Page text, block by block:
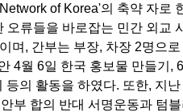
of Korea'의 축약 자로
오류들을 바로잡는 민간 외교
며 , 간부는 부장, 차장 2명으
4월 6일 한국 홍보물 만들기 , 6
등의 활동을 하였다. 또한, 지난
부 합의 반대 서명운동과 텀